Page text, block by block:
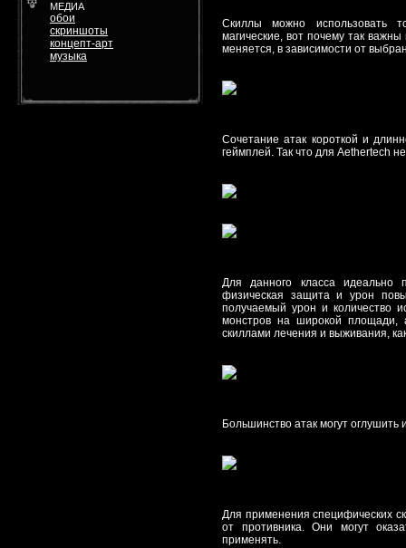
МЕДИА
обои
скриншоты
концепт-арт
музыка
Скиллы можно использовать
магические, вот почему так
меняется, в зависимости от
Сочетание атак короткой и
геймплей. Так что для Aethertech
Для данного класса идеально
физическая защита и урон
получаемый урон и количество
монстров на широкой площади,
скиллами лечения и выживания,
Большинство атак могут
Для применения специфических
от противника. Они могут
применять.